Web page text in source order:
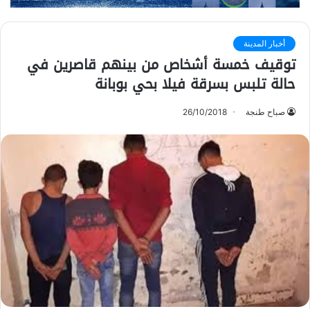
أخبار المدينة
توقيف خمسة أشخاص من بينهم قاصرين في
حالة تلبس بسرقة فيلا بحي بوبانة
صباح طنجة 26/10/2018